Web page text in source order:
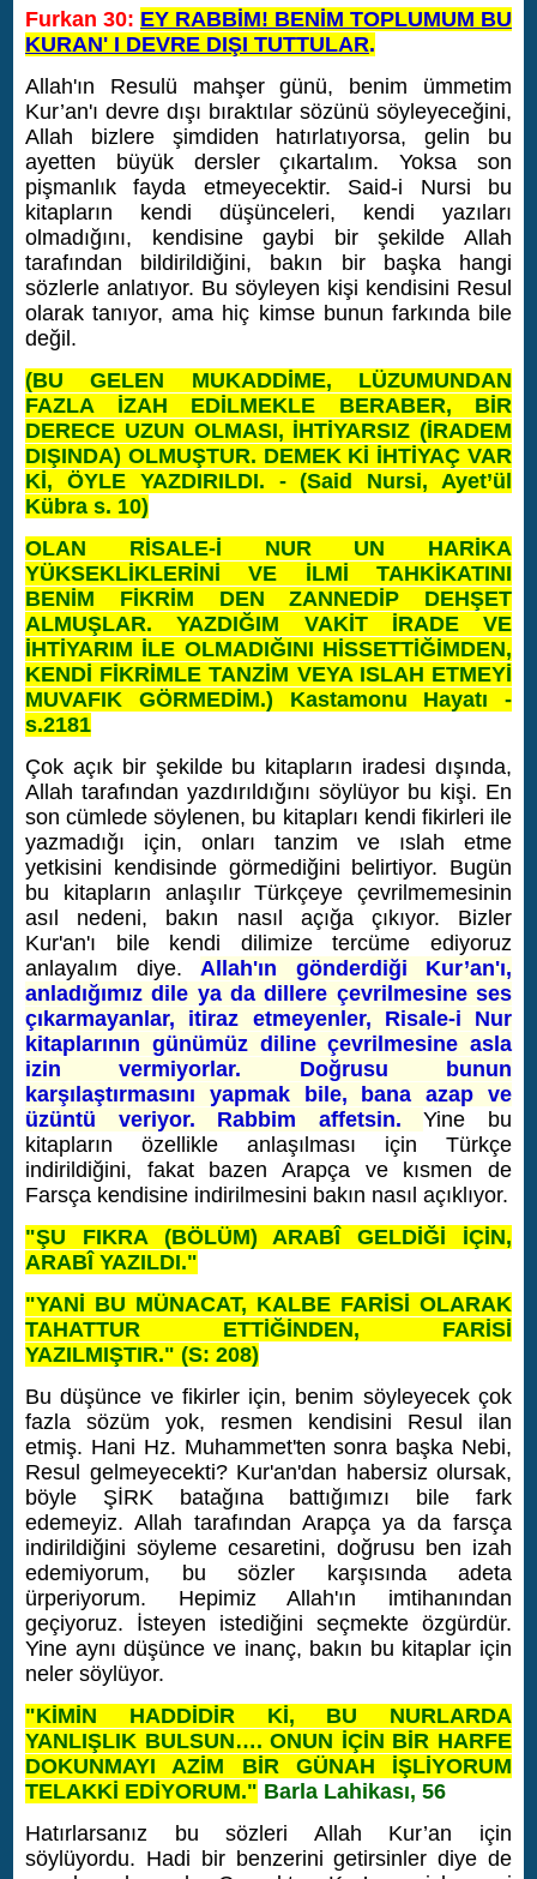
Furkan 30: EY RABBİM! BENİM TOPLUMUM BU
KURAN' I DEVRE DIŞI TUTTULAR.
Allah'ın Resulü mahşer günü, benim ümmetim
Kur’an'ı devre dışı bıraktılar sözünü söyleyeceğini,
Allah bizlere şimdiden hatırlatıyorsa, gelin bu
ayetten büyük dersler çıkartalım. Yoksa son
pişmanlık fayda etmeyecektir. Said-i Nursi bu
kitapların kendi düşünceleri, kendi yazıları
olmadığını, kendisine gaybi bir şekilde Allah
tarafından bildirildiğini, bakın bir başka hangi
sözlerle anlatıyor. Bu söyleyen kişi kendisini Resul
olarak tanıyor, ama hiç kimse bunun farkında bile
değil.
(BU GELEN MUKADDİME, LÜZUMUNDAN
FAZLA İZAH EDİLMEKLE BERABER, BİR
DERECE UZUN OLMASI, İHTİYARSIZ (İRADEM
DIŞINDA) OLMUŞTUR. DEMEK Kİ İHTİYAÇ VAR
Kİ, ÖYLE YAZDIRILDI. - (Said Nursi, Ayet’ül
Kübra s. 10)
OLAN RİSALE-İ NUR UN HARİKA
YÜKSEKLİKLERİNİ VE İLMİ TAHKİKATINI
BENİM FİKRİM DEN ZANNEDİP DEHŞET
ALMUŞLAR.YAZDIĞIM VAKİT İRADE VE
İHTİYARIM İLE OLMADIĞINI HİSSETTİĞİMDEN,
KENDİ FİKRİMLE TANZİM VEYA ISLAH ETMEYİ
MUVAFIK GÖRMEDİM.) Kastamonu Hayatı -
s.2181
Çok açık bir şekilde bu kitapların iradesi dışında,
Allah tarafından yazdırıldığını söylüyor bu kişi. En
son cümlede söylenen, bu kitapları kendi fikirleri ile
yazmadığı için, onları tanzim ve ıslah etme
yetkisini kendisinde görmediğini belirtiyor. Bugün
bu kitapların anlaşılır Türkçeye çevrilmemesinin
asıl nedeni, bakın nasıl açığa çıkıyor. Bizler
Kur'an'ı bile kendi dilimize tercüme ediyoruz
anlayalım diye. Allah'ın gönderdiği Kur’an'ı,
anladığımız dile ya da dillere çevrilmesine ses
çıkarmayanlar, itiraz etmeyenler, Risale-i Nur
kitaplarının günümüz diline çevrilmesine asla
izin vermiyorlar. Doğrusu bunun
karşılaştırmasını yapmak bile, bana azap ve
üzüntü veriyor. Rabbim affetsin.Yine bu
kitapların özellikle anlaşılması için Türkçe
indirildiğini, fakat bazen Arapça ve kısmen de
Farsça kendisine indirilmesini bakın nasıl açıklıyor.
"ŞU FIKRA (BÖLÜM) ARABÎ GELDİĞİ İÇİN,
ARABÎ YAZILDI."
"YANİ BU MÜNACAT, KALBE FARİSİ OLARAK
TAHATTUR ETTİĞİNDEN, FARİSİ
YAZILMIŞTIR." (S: 208)
Bu düşünce ve fikirler için, benim söyleyecek çok
fazla sözüm yok, resmen kendisini Resul ilan
etmiş. Hani Hz. Muhammet'ten sonra başka Nebi,
Resul gelmeyecekti? Kur'an'dan habersiz olursak,
böyle ŞİRK batağına battığımızı bile fark
edemeyiz. Allah tarafından Arapça ya da farsça
indirildiğini söyleme cesaretini, doğrusu ben izah
edemiyorum, bu sözler karşısında adeta
ürperiyorum. Hepimiz Allah'ın imtihanından
geçiyoruz. İsteyen istediğini seçmekte özgürdür.
Yine aynı düşünce ve inanç, bakın bu kitaplar için
neler söylüyor.
"KİMİN HADDİDİR Kİ, BU NURLARDA
YANLIŞLIK BULSUN…. ONUN İÇİN BİR HARFE
DOKUNMAYI AZİM BİR GÜNAH İŞLİYORUM
TELAKKİ EDİYORUM." Barla Lahikası, 56
Hatırlarsanız bu sözleri Allah Kur’an için
söylüyordu. Hadi bir benzerini getirsinler diye de